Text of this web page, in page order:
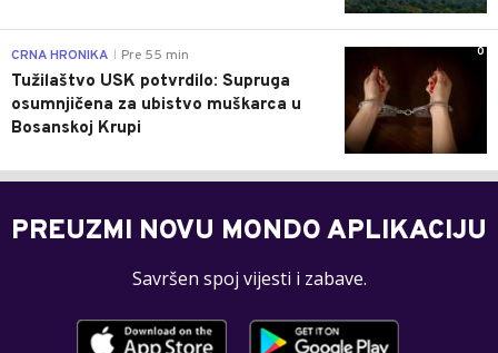
0
CRNA HRONIKA Pre 55 min
Tužilaštvo USK potvrdilo: Supruga
osumnjičena za ubistvo muškarca u
Bosanskoj Krupi
PREUZMI NOVU MONDO APLIKACIJU
Savršen spoj vijesti i zabave.